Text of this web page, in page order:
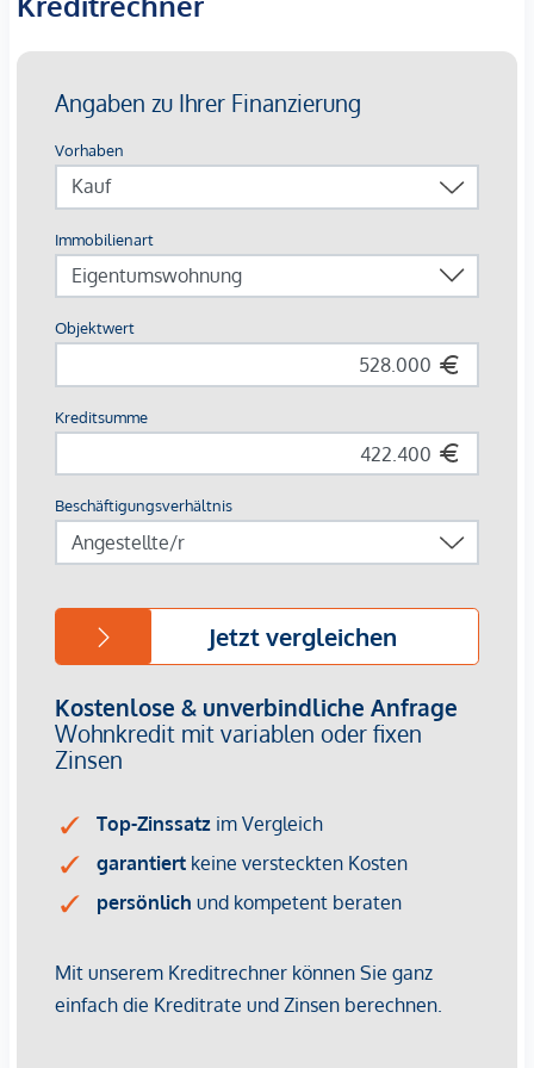
Die Wohnungen sind teilweise bis Ende 2029 befristet
vermietet.
Kaufpreis
von € 36.800,- zzgl. 20 % USt.
Die monatliche Nettomiete für die Wohnung beträgt EUR
Wir weisen darauf hin, dass zwischen dem Vermittler und
dem zu vermittelnden Dritten ein familiäres oder
wirtschaftliches Naheverhältnis besteht.
*Der Vertrag kommt nicht mit der INFINA Credit Broker
Immobilienunternehmen angeboten. Allfällige aus dem
Vertragsabschluss resultierende Rechte sind ausschließlich
gegenüber dem anbietenden Immobilienunternehmen
geltend zu machen. Wir weisen Sie darauf hin, dass die
gemachten Angaben und Informationen lediglich
unverbindliche Vorabinformationen sind und daher ohne